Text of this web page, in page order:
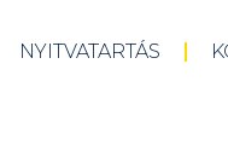
NYITVATARTÁS